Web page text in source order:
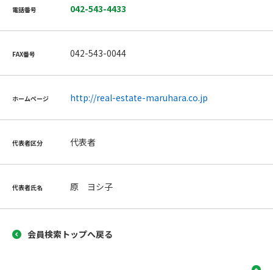
電話番号 042-543-4433
FAX番号 042-543-0044
ホームページ http://real-estate-maruhara.co.jp
代表者区分 代表者
代表者氏名 原 ヨシ子
会員検索トップへ戻る